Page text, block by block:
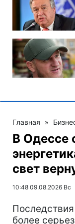
Главная »
В Одессе
свет
10:48 09.08.2026 Вс
более